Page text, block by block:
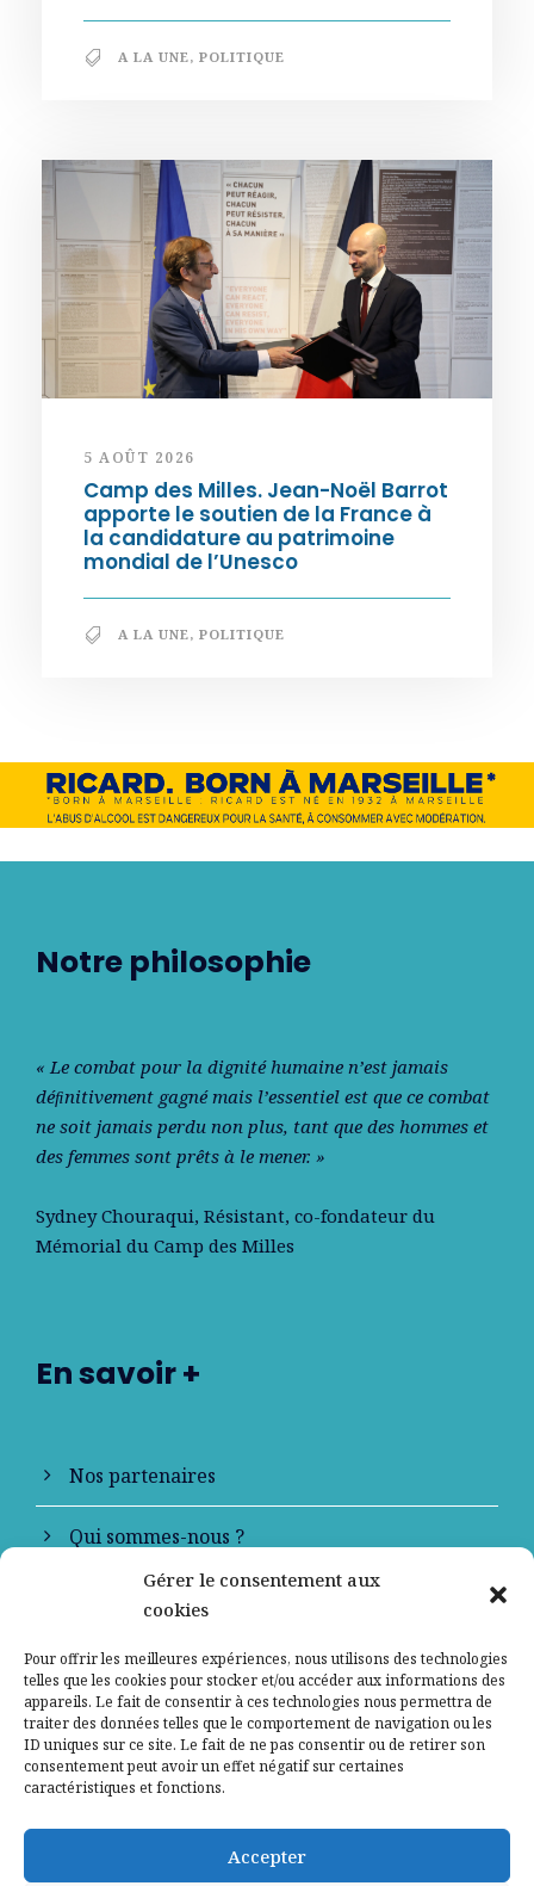
Gérer le consentement aux
cookies
Pour offrir les meilleures expériences, nous utilisons des technologies
telles que les cookies pour stocker et/ou accéder aux informations des
appareils. Le fait de consentir à ces technologies nous permettra de
traiter des données telles que le comportement de navigation ou les
ID uniques sur ce site. Le fait de ne pas consentir ou de retirer son
consentement peut avoir un effet négatif sur certaines
caractéristiques et fonctions.
Accepter
A LA UNE, POLITIQUE
5 AOÛT 2026
Camp des Milles. Jean-Noël Barrot
apporte le soutien de la France à
la candidature au patrimoine
mondial de l’Unesco
A LA UNE, POLITIQUE
Notre philosophie
« Le combat pour la dignité humaine n’est jamais
déﬁnitivement gagné mais l’essentiel est que ce combat
ne soit jamais perdu non plus, tant que des hommes et
des femmes sont prêts à le mener. »
Sydney Chouraqui, Résistant, co-fondateur du
Mémorial du Camp des Milles
En savoir +
Nos partenaires
Qui sommes-nous ?
Contactez-nous
Mentions légales
Politique de confidentialité